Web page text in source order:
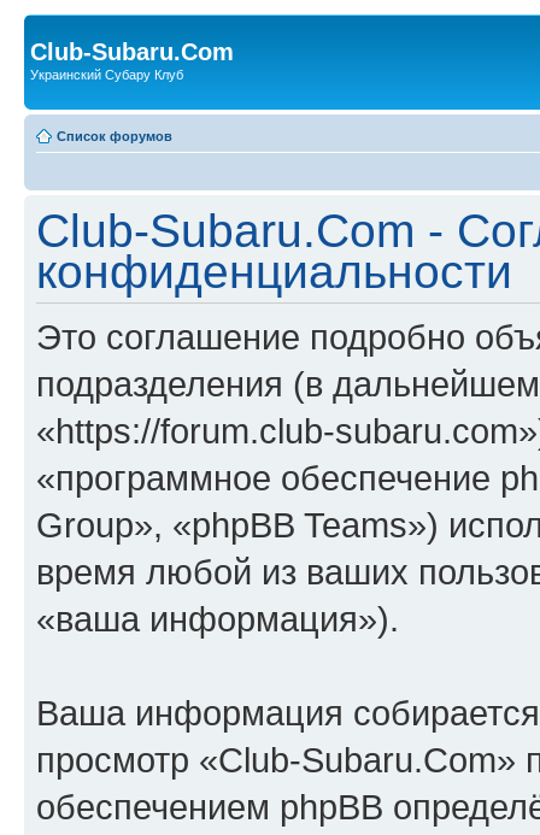
Club-Subaru.Com
Украинский Субару Клуб
Список форумов
Club-Subaru.Com -
конфиденциальности
Это соглашение подробно
подразделения (в
«https://forum.club-
«программное обеспечение
Group», «phpBB Teams»)
время любой из ваших
«ваша информация»).
Ваша информация
просмотр «Club-
обеспечением phpBB